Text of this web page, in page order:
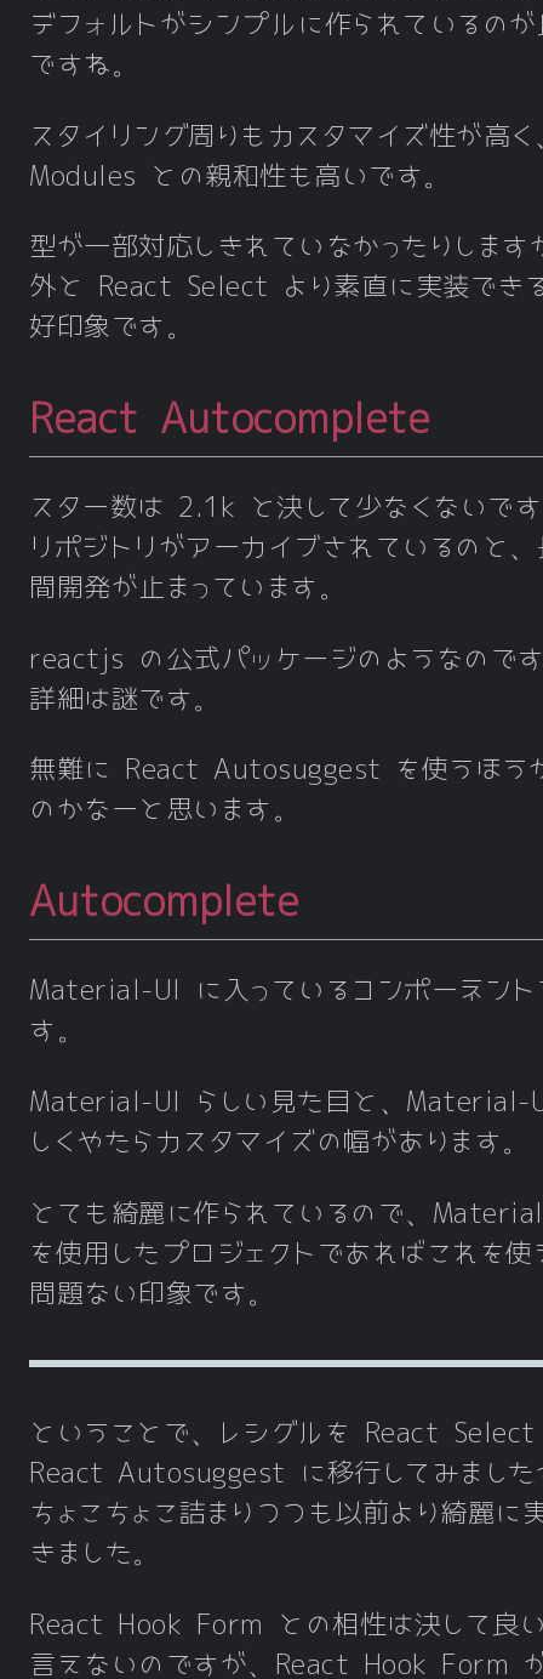
デフォルトがシンプルに作られているの
ですね。
スタイリング周りもカスタマイズ性が高く
Modules との親和性も高いです。
型が一部対応しきれていなかったりします
外と React Select より素直に実装でき
好印象です。
React Autocomplete
スター数は 2.1k と決して少なくないで
リポジトリがアーカイブされているのと
間開発が止まっています。
reactjs の公式パッケージのようなので
詳細は謎です。
無難に React Autosuggest を使うほう
のかなーと思います。
Autocomplete
Material-UI に入っているコンポーネント
す。
Material-UI らしい見た目と、Material-
しくやたらカスタマイズの幅があります。
とても綺麗に作られているので、
を使用したプロジェクトであればこれを使
問題ない印象です。
ということで、レシグルを React Select
React Autosuggest に移行してみました
ちょこちょこ詰まりつつも以前より綺麗に
きました。
React Hook Form との相性は決して良
言えないのですが、React Hook Form